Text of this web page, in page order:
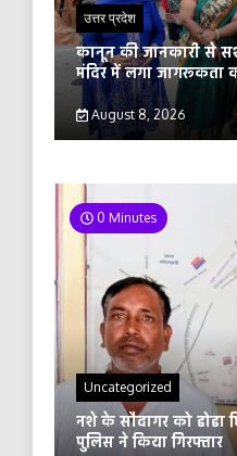
उत्तर प्रदेश
कानून की जानकारी से
मंदिर में लगा जागरूकता
August 8, 2026
0 Minutes
Uncategorized
नशे के सौदागर को डोडा
पुलिस ने किया गिरफ्तार